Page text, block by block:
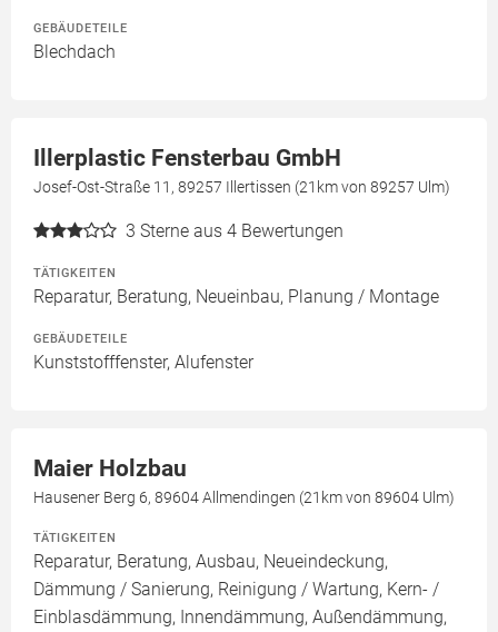
GEBÄUDETEILE
Blechdach
Illerplastic Fensterbau GmbH
Josef-Ost-Straße 11, 89257 Illertissen (21km von 89257 Ulm)
3 Sterne aus 4 Bewertungen
TÄTIGKEITEN
Reparatur, Beratung, Neueinbau, Planung / Montage
GEBÄUDETEILE
Kunststofffenster, Alufenster
Maier Holzbau
Hausener Berg 6, 89604 Allmendingen (21km von 89604 Ulm)
TÄTIGKEITEN
Reparatur, Beratung, Ausbau, Neueindeckung,
Dämmung / Sanierung, Reinigung / Wartung, Kern- /
Einblasdämmung, Innendämmung, Außendämmung,